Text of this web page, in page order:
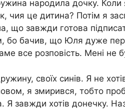
народила дочку.
чия це дитина? Потім я
що завжди готова
бо бачив, що Юля дуже
все розповість. Мені не
своїх синів. Я не
я змирився, тобто
Я завжди хотів донечку.